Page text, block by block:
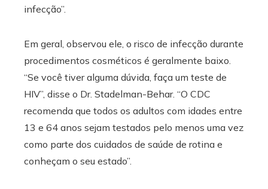
infecção”.
Em geral, observou ele, o risco de infecção durante
procedimentos cosméticos é geralmente baixo.
“Se você tiver alguma dúvida, faça um teste de
HIV”, disse o Dr. Stadelman-Behar. “O CDC
recomenda que todos os adultos com idades entre
13 e 64 anos sejam testados pelo menos uma vez
como parte dos cuidados de saúde de rotina e
conheçam o seu estado”.